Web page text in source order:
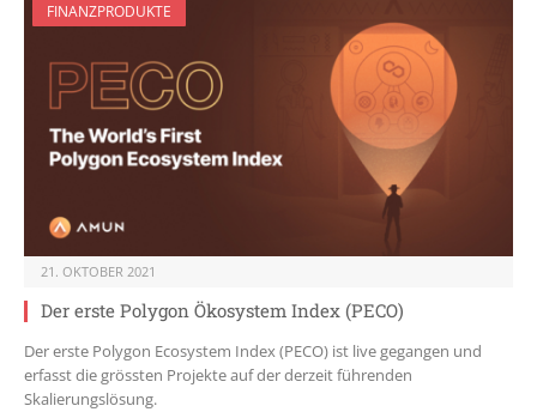
FINANZPRODUKTE
21. OKTOBER 2021
Der erste Polygon Ökosystem Index (PECO)
Der erste Polygon Ecosystem Index (PECO) ist live gegangen und
erfasst die grössten Projekte auf der derzeit führenden
Skalierungslösung.